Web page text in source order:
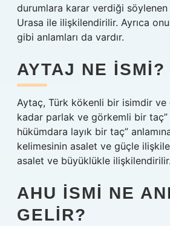
durumlara karar verdiği
Urasa ile ilişkilendirilir. Ayrıca
gibi anlamları da vardır.
AYTAJ NE ISMI?
Aytaç, Türk kökenli bir isimdir ve
kadar parlak ve görkemli bir taç”
hükümdara layık bir taç”
kelimesinin asalet ve güçle
asalet ve büyüklükle ilişkilendirilir.
AHU ISMI NE
GELIR?